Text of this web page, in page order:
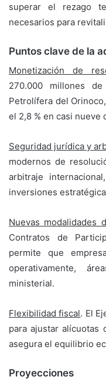
superar el rezago
necesarios para
Puntos clave de la
Monetización de
270.000 millones
Petrolífera del
el 2,8 % en casi nueve
Seguridad jurídica y
modernos de
arbitraje
inversiones
Nuevas modalidades
Contratos de
permite que
operativamente,
ministerial.
Flexibilidad fiscal. El
para ajustar
asegura el equilibrio
Proyecciones